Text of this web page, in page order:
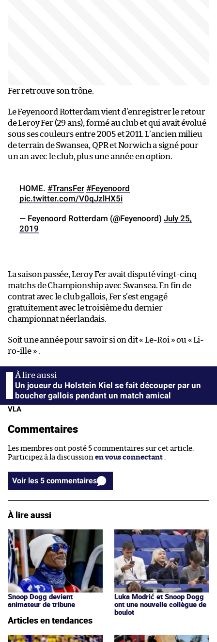
Fer retrouve son trône.
Le Feyenoord Rotterdam vient d’enregistrer le retour
de Leroy Fer (29 ans), formé au club et qui avait évolué
sous ses couleurs entre 2005 et 2011. L’ancien milieu
de terrain de Swansea, QPR et Norwich a signé pour
un an avec le club, plus une année en option.
HOME. #TransFer #Feyenoord
pic.twitter.com/V0qJzlHX5i
— Feyenoord Rotterdam (@Feyenoord) July 25,
2019
La saison passée, Leroy Fer avait disputé vingt-cinq
matchs de Championship avec Swansea. En fin de
contrat avec le club gallois, Fer s’est engagé
gratuitement avec le troisième du dernier
championnat néerlandais.
Soit une année pour savoir si on dit « Le-Roi » ou « Li-
ro-ille » .
Un joueur du Holstein Kiel se fait découper par un
boucher gallois pendant un match amical
VLA
Commentaires
Les membres ont posté 5 commentaires sur cet article.
Participez à la discussion en vous connectant
Voir les 5 commentaires
À lire aussi
Snoop Dogg devient
animateur de tribune
Luka Modrić et Snoop Dogg
ont une nouvelle collègue de
boulot
Articles en tendances